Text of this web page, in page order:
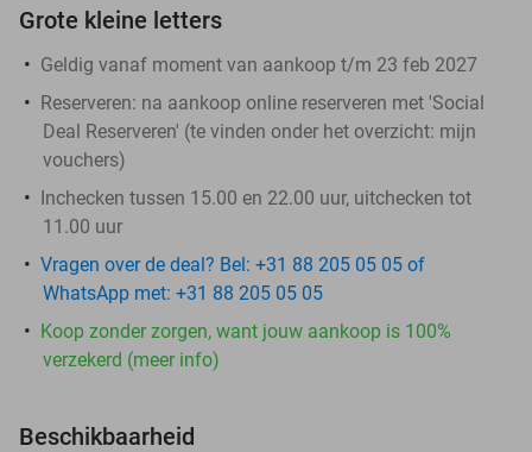
Grote kleine letters
Geldig vanaf moment van aankoop t/m 23 feb 2027
Reserveren: na aankoop online reserveren met 'Social
Deal Reserveren' (te vinden onder het overzicht: mijn
vouchers)
Inchecken tussen 15.00 en 22.00 uur, uitchecken tot
11.00 uur
Vragen over de deal? Bel: +31 88 205 05 05 of
WhatsApp met: +31 88 205 05 05
Koop zonder zorgen, want jouw aankoop is 100%
verzekerd (meer info)
Beschikbaarheid